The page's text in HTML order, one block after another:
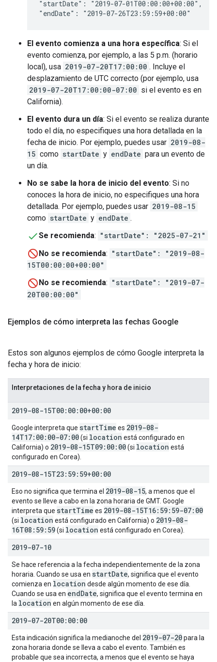
"startDate": "2019-07-01T00:00:00+00:00",
"endDate": "2019-07-26T23:59:59+00:00"
El evento comienza a una hora específica: Si el
evento comienza, por ejemplo, a las 5 p.m. (horario
local), usa 2019-07-20T17:00:00 . Incluye el
desplazamiento de UTC correcto (por ejemplo, usa
2019-07-20T17:00:00-07:00 si el evento es en
California).
El evento dura un día: Si el evento se realiza durante
todo el día, no especifiques una hora detallada en la
fecha de inicio. Por ejemplo, puedes usar 2019-08-
15 como startDate y endDate para un evento de
un día.
No se sabe la hora de inicio del evento: Si no
conoces la hora de inicio, no especifiques una hora
detallada. Por ejemplo, puedes usar 2019-08-15
como startDate y endDate .
Se recomienda: "startDate": "2025-07-21"
No se recomienda: "startDate": "2019-08-
15T00:00:00+00:00"
No se recomienda: "startDate": "2019-07-
20T00:00:00"
Ejemplos de cómo interpreta las fechas Google
Estos son algunos ejemplos de cómo Google interpreta la
fecha y hora de inicio:
Interpretaciones de la fecha y hora de inicio
2019-08-15T00:00:00+00:00
Google interpreta que startTime es 2019-08-
14T17:00:00-07:00(si location está configurado en
California) o 2019-08-15T09:00:00(si location está
configurado en Corea).
2019-08-15T23:59:59+00:00
Eso no significa que termina el 2019-08-15, a menos que el
evento se lleve a cabo en la zona horaria de GMT. Google
interpreta que startTime es 2019-08-15T16:59:59-07:00
(si location está configurado en California) o 2019-08-
16T08:59:59(si location está configurado en Corea).
2019-07-10
Se hace referencia a la fecha independientemente de la zona
horaria. Cuando se usa en startDate, significa que el evento
comienza en location desde algún momento de ese día.
Cuando se usa en endDate, significa que el evento termina en
la location en algún momento de ese día.
2019-07-20T00:00:00
Esta indicación significa la medianoche del 2019-07-20para la
zona horaria donde se lleva a cabo el evento. También es
probable que sea incorrecta, a menos que el evento se haya